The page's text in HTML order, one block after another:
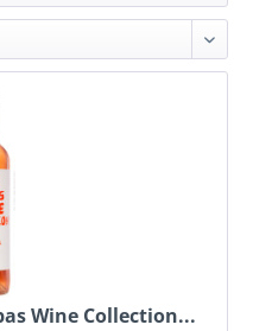
Wine Collection...